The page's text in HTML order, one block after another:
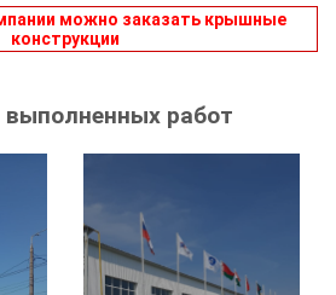
можно заказать крышные
конструкции
работ